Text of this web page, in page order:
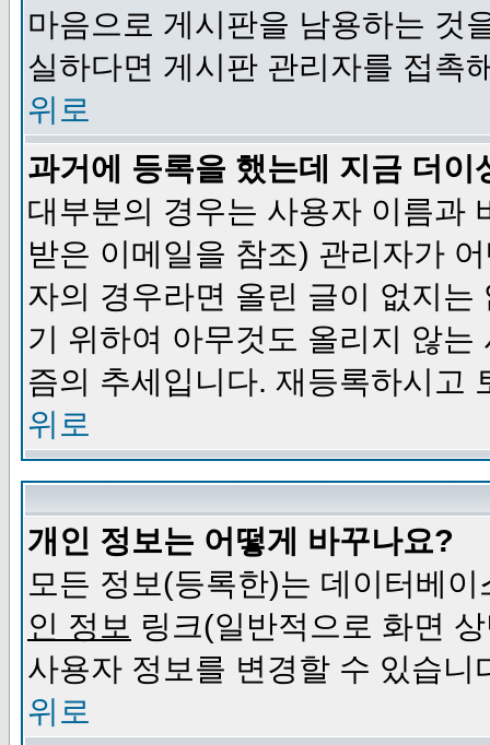
마음으로 게시판을 남용하는 것
실하다면 게시판 관리자를 접촉
위로
과거에 등록을 했는데 지금 더
대부분의 경우는 사용자 이름과
받은 이메일을 참조) 관리자가
자의 경우라면 올린 글이 없지
기 위하여 아무것도 올리지 않
즘의 추세입니다. 재등록하시고
위로
개인 정보는 어떻게 바꾸나요?
모든 정보(등록한)는 데이터베
인 정보 링크(일반적으로 화면
사용자 정보를 변경할 수 있습니
위로